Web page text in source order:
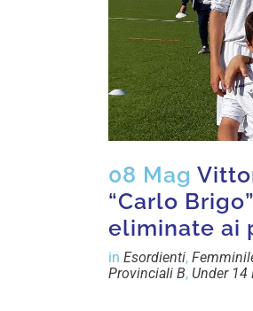
08 Mag
“Carlo
eliminate ai
in Esordienti,
Provinciali B, Under 14